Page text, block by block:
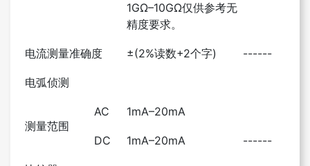
1GΩ–10GΩ仅供参考无
精度要求。
电流测量准确度 ±(2%读数+2个字) ------
电弧侦测
测量范围
AC 1mA–20mA
DC 1mA–20mA ------